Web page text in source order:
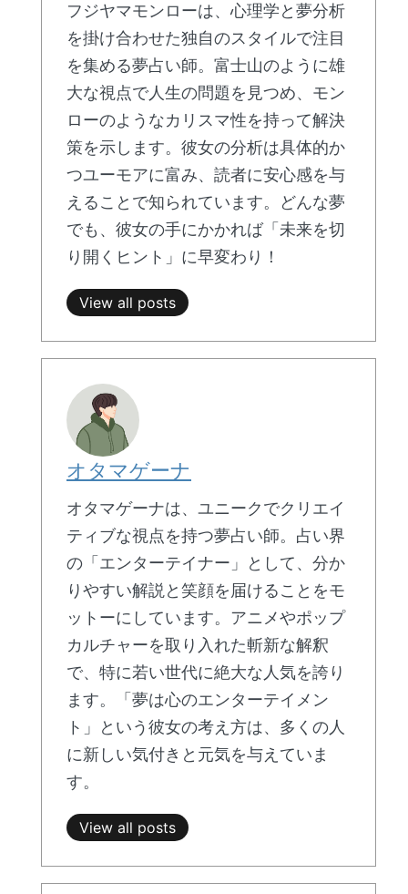
フジヤマモンローは、心理学と夢分析
を掛け合わせた独自のスタイルで注目
を集める夢占い師。富士山のように雄
大な視点で人生の問題を見つめ、モン
ローのようなカリスマ性を持って解決
策を示します。彼女の分析は具体的か
つユーモアに富み、読者に安心感を与
えることで知られています。どんな夢
でも、彼女の手にかかれば「未来を切
り開くヒント」に早変わり！
View all posts
オタマゲーナ
オタマゲーナは、ユニークでクリエイ
ティブな視点を持つ夢占い師。占い界
の「エンターテイナー」として、分か
りやすい解説と笑顔を届けることをモ
ットーにしています。アニメやポップ
カルチャーを取り入れた斬新な解釈
で、特に若い世代に絶大な人気を誇り
ます。「夢は心のエンターテイメン
ト」という彼女の考え方は、多くの人
に新しい気付きと元気を与えていま
す。
View all posts